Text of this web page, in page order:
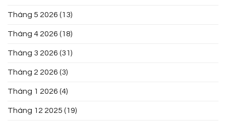
Tháng 5 2026 (13)
Tháng 4 2026 (18)
Tháng 3 2026 (31)
Tháng 2 2026 (3)
Tháng 1 2026 (4)
Tháng 12 2025 (19)